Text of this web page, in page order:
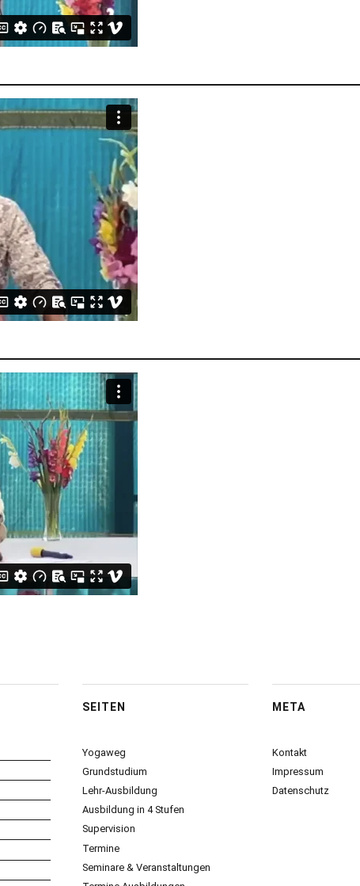
SEITEN
Yogaweg
Grundstudium
Lehr-Ausbildung
Ausbildung in 4 Stufen
Supervision
Termine
Seminare & Veranstaltungen
META
Kontakt
Impressum
Datenschutz